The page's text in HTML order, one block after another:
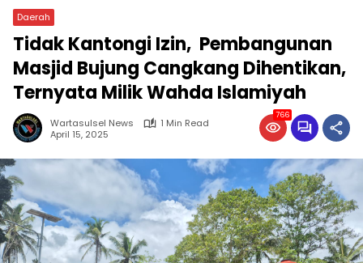
Daerah
Tidak Kantongi Izin, Pembangunan
Masjid Bujung Cangkang Dihentikan,
Ternyata Milik Wahda Islamiyah
Wartasulsel News
1 Min Read
April 15, 2025
766